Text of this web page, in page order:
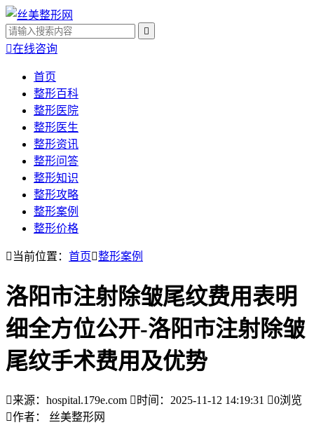

在线咨询
首页
整形百科
整形医院
整形医生
整形资讯
整形问答
整形知识
整形攻略
整形案例
整形价格
 当前位置： 首页整形案例
洛阳市注射除皱尾纹费用表明
细全方位公开-洛阳市注射除皱
尾纹手术费用及优势
来源：hospital.179e.com  时间：2025-11-12 14:19:31 0浏览
作者： 丝美整形网